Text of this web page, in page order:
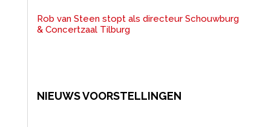
Rob van Steen stopt als directeur Schouwburg
& Concertzaal Tilburg
NIEUWS VOORSTELLINGEN